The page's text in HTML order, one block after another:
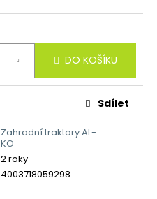
DO KOŠÍKU
Zahradní traktory AL-
KO
2 roky
4003718059298
Sdílet